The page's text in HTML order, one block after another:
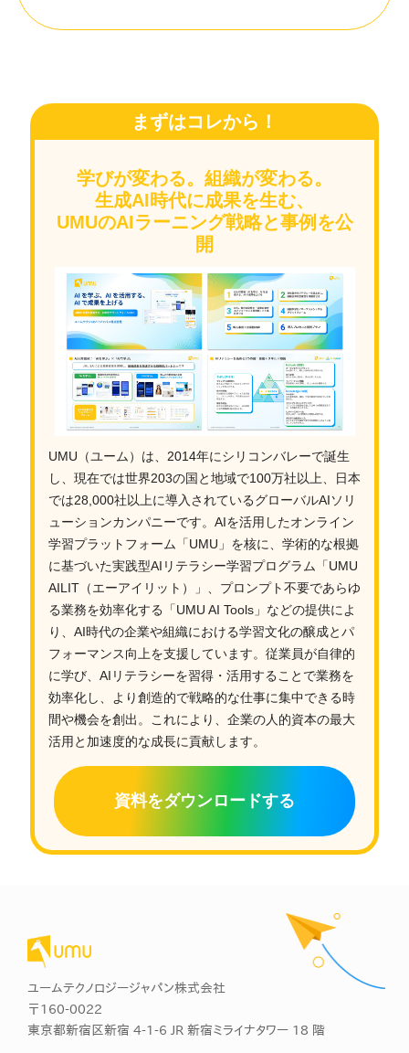
まずはコレから！
学びが変わる。組織が変わる。
生成AI時代に成果を生む、
UMUのAIラーニング戦略と事例を公
開
UMU（ユーム）は、2014年にシリコンバレーで誕生
し、現在では世界203の国と地域で100万社以上、日本
では28,000社以上に導入されているグローバルAIソリ
ューションカンパニーです。AIを活用したオンライン
学習プラットフォーム「UMU」を核に、学術的な根拠
に基づいた実践型AIリテラシー学習プログラム「UMU
AILIT（エーアイリット）」、プロンプト不要であらゆ
る業務を効率化する「UMU AI Tools」などの提供によ
り、AI時代の企業や組織における学習文化の醸成とパ
フォーマンス向上を支援しています。従業員が自律的
に学び、AIリテラシーを習得・活用することで業務を
効率化し、より創造的で戦略的な仕事に集中できる時
間や機会を創出。これにより、企業の人的資本の最大
活用と加速度的な成長に貢献します。
資料をダウンロードする
ユームテクノロジージャパン株式会社
〒160-0022
東京都新宿区新宿 4-1-6 JR 新宿ミライナタワー 18 階